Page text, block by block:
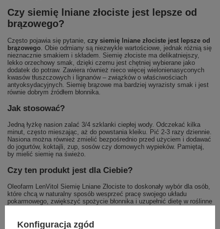
Czy siemię lniane złociste jest lepsze od
brązowego?
Często pojawia się pytanie, czy siemię lniane złociste jest lepsze od
brązowego. Obie odmiany są niezwykle wartościowe, jednak różnią się
nieznacznie smakiem i składem. Siemię złociste ma delikatniejszy,
lekko orzechowy smak, dzięki czemu jest chętniej wybierane jako
dodatek do potraw. Zawiera również nieco więcej wielonienasyconych
kwasów tłuszczowych i lignanów – związków o właściwościach
antyoksydacyjnych. Siemię brązowe ma bardziej wyrazisty smak i jest
równie dobrym źródłem błonnika.
Jak stosować?
Jedną łyżkę nasion zalać 3/4 szklanki ciepłej wody. Odczekać kilka
minut, często mieszając, aż do powstania kleiku. Pić 2-3 razy dziennie.
Nasiona można również zmielić bezpośrednio przed użyciem i dodawać
do jogurtów, koktajli, zup, sosów czy domowych wypieków. Pamiętaj,
by mielić siemię na świeżo.
Czy ten produkt jest dla Ciebie?
Oleofarm LenVitol Siemię Lniane Złociste to doskonały wybór dla osób,
które chcą w naturalny sposób wesprzeć pracę swojego układu
pokarmowego, zwiększyć spożycie błonnika i uzupełnić dietę w roślinne
dodatków do codziennych posiłków.
Konfiguracja zgód